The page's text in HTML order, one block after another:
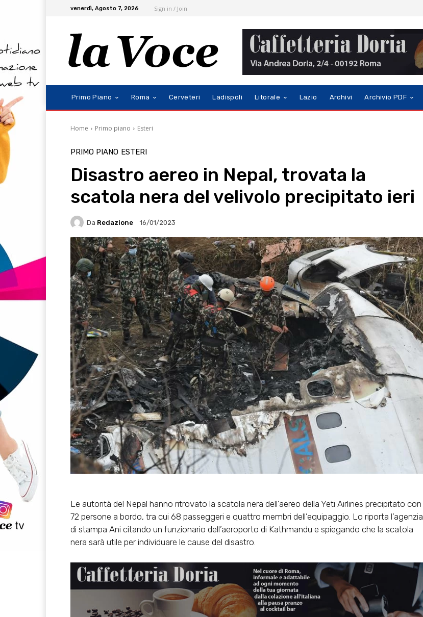
venerdì, Agosto 7, 2026 Sign in / Join
Primo Piano Roma Cerveteri Ladispoli Litorale Lazio Archivi Archivio PDF
Home Primo piano Esteri
PRIMO PIANO ESTERI
Disastro aereo in Nepal, trovata la
scatola nera del velivolo precipitato ieri
Da Redazione 16/01/2023
Le autorità del Nepal hanno ritrovato la scatola nera dell’aereo della Yeti Airlines precipitato con
72 persone a bordo, tra cui 68 passeggeri e quattro membri dell’equipaggio. Lo riporta l’agenzia
di stampa Ani citando un funzionario dell’aeroporto di Kathmandu e spiegando che la scatola
nera sarà utile per individuare le cause del disastro.